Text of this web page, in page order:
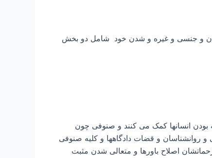
و جنسی و غیره و شدن خود شامل دو بخش
بودن انسانها کمک می کنند و صنوفی چون
و روانشناسان و قضات دادگاهها و کلیه صنوفی
اصلاح باورها و متعالی شدن مثبت